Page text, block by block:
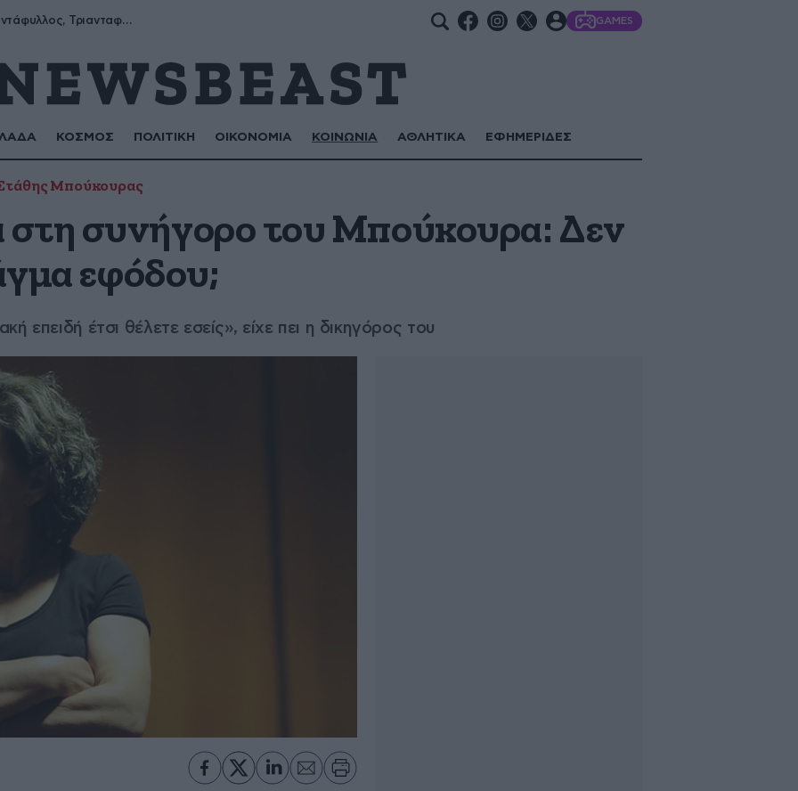
Μύρων, Τριαντάφυλλος, Τριανταφυλλιά, Φυλλιώ, Ρόζα GAMES
ΚΟΣΜΟΣ ΠΟΛΙΤΙΚΗ ΟΙΚΟΝΟΜΙΑ ΚΟΙΝΩΝΙΑ ΑΘΛΗΤΙΚΑ ΕΦΗΜΕΡΙΔΕΣ
Μπούκουρας
συνήγορο του Μπούκουρα: Δεν
εφόδου;
επειδή έτσι θέλετε εσείς», είχε πει η δικηγόρος του